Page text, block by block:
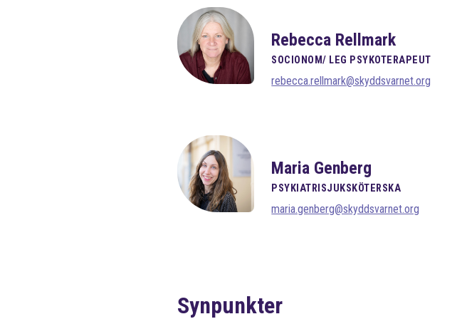
Rebecca Rellmark
SOCIONOM/ LEG PSYKOTERAPEUT
rebecca.rellmark@skyddsvarnet.org
Maria Genberg
PSYKIATRISJUKSKÖTERSKA
maria.genberg@skyddsvarnet.org
Synpunkter